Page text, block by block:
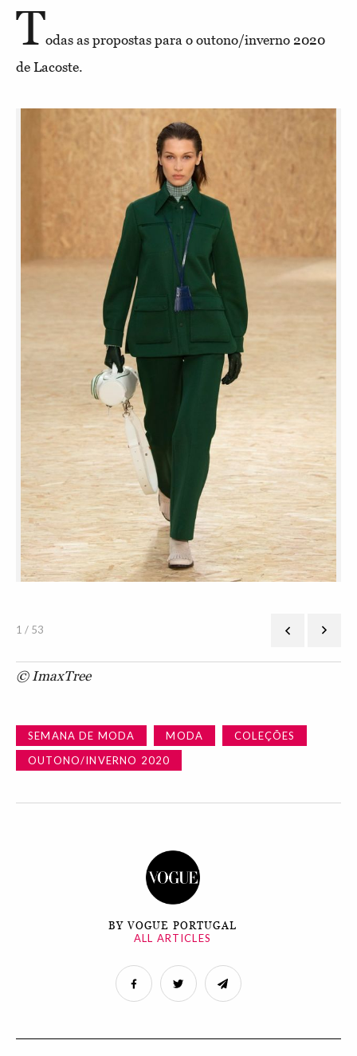
Todas as propostas para o outono/inverno 2020
de Lacoste.
1 / 53
© ImaxTree
SEMANA DE MODA MODA
COLEÇÕES
OUTONO/INVERNO 2020
BY VOGUE PORTUGAL
ALL ARTICLES